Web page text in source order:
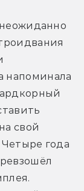
напоминала
свой
года